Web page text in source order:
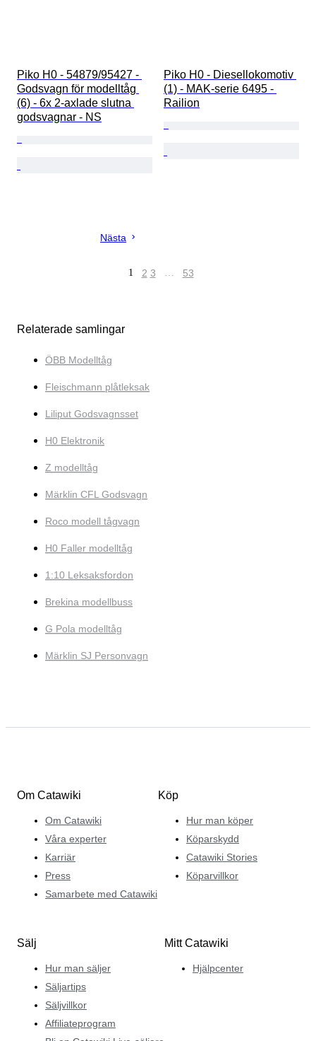
Piko H0 - 54879/95427 -
Godsvagn för modelltåg
(6) - 6x 2-axlade slutna
godsvagnar - NS
Piko H0 - Diesellokomotiv
(1) - MAK-serie 6495 -
Railion
Nästa
1 2 3 … 53
Relaterade samlingar
ÖBB Modelltåg
Fleischmann plåtleksak
Liliput Godsvagnsset
H0 Elektronik
Z modelltåg
Märklin CFL Godsvagn
Roco modell tågvagn
H0 Faller modelltåg
1:10 Leksaksfordon
Brekina modellbuss
G Pola modelltåg
Märklin SJ Personvagn
Om Catawiki
Om Catawiki
Våra experter
Karriär
Press
Samarbete med Catawiki
Köp
Hur man köper
Köparskydd
Catawiki Stories
Köparvillkor
Sälj
Hur man säljer
Säljartips
Säljvillkor
Affiliateprogram
Mitt Catawiki
Hjälpcenter